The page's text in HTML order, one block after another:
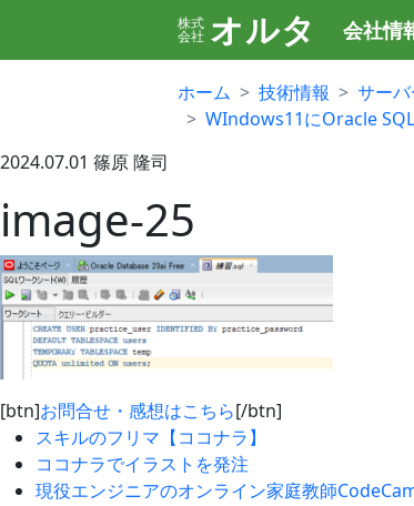
株式
会社 オルタ 会社情
ホーム 技術情報 サー
WIndows11にOracle
2024.07.01 篠原 隆司
image-25
[btn]お問合せ・感想はこちら[/btn]
スキルのフリマ【ココナラ】
ココナラでイラストを発注
現役エンジニアのオンライン家庭教師